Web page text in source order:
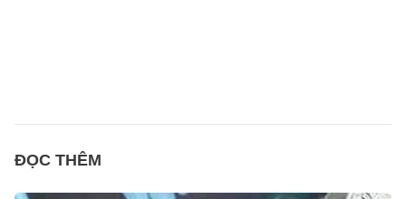
ĐỌC THÊM